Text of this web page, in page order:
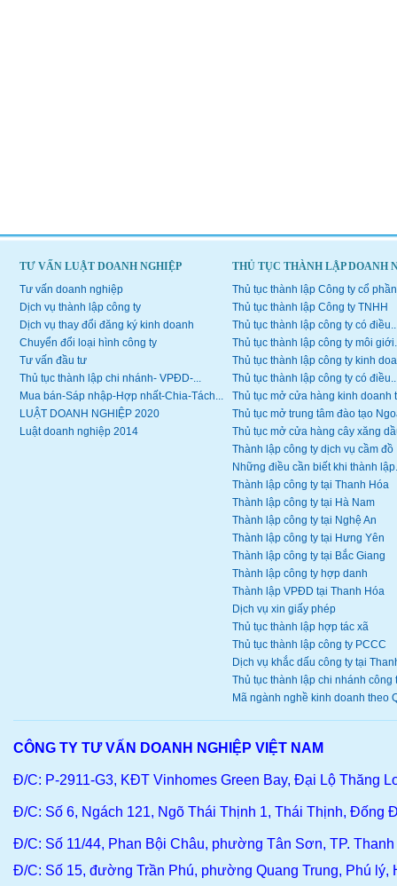
TƯ VẤN LUẬT DOANH NGHIỆP
Tư vấn doanh nghiệp
Dịch vụ thành lập công ty
Dịch vụ thay đổi đăng ký kinh doanh
Chuyển đổi loại hình công ty
Tư vấn đầu tư
Thủ tục thành lập chi nhánh- VPĐD-...
Mua bán-Sáp nhập-Hợp nhất-Chia-Tách...
LUẬT DOANH NGHIỆP 2020
Luật doanh nghiệp 2014
THỦ TỤC THÀNH LẬP DOANH
Thủ tục thành lập Công ty cổ phần
Thủ tục thành lập Công ty TNHH
Thủ tục thành lập công ty có
Thủ tục thành lập công ty môi
Thủ tục thành lập công ty kinh
Thủ tục thành lập công ty có
Thủ tục mở cửa hàng kinh doanh
Thủ tục mở trung tâm đào tạo
Thủ tục mở cửa hàng cây xăng
Thành lập công ty dịch vụ cầm đồ
Những điều cần biết khi thành
Thành lập công ty tại Thanh Hóa
Thành lập công ty tại Hà Nam
Thành lập công ty tại Nghệ An
Thành lập công ty tại Hưng Yên
Thành lập công ty tại Bắc Giang
Thành lập công ty hợp danh
Thành lập VPĐD tại Thanh Hóa
Dịch vụ xin giấy phép
Thủ tục thành lập hợp tác xã
Thủ tục thành lập công ty PCCC
Dịch vụ khắc dấu công ty tại
Thủ tục thành lập chi nhánh công
Mã ngành nghề kinh doanh theo
CÔNG TY TƯ VẤN DOANH NGHIỆP VIỆT NAM
Đ/C: P-2911-G3, KĐT Vinhomes Green Bay, Đại Lộ Thăng
Đ/C: Số 6, Ngách 121, Ngõ Thái Thịnh 1, Thái Thịnh, Đống
Đ/C: Số 11/44, Phan Bội Châu, phường Tân Sơn, TP.
Đ/C: Số 15, đường Trần Phú, phường Quang Trung, Phú lý,